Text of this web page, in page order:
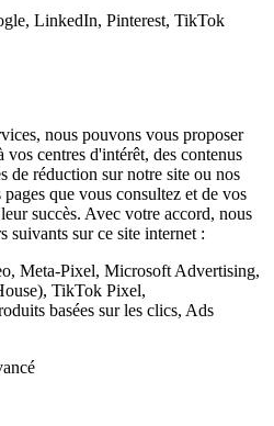
LinkedIn, Pinterest, TikTok
nous pouvons vous proposer
vos centres d'intérêt, des contenus
de réduction sur notre site ou nos
que vous consultez et de vos
succès. Avec votre accord, nous
suivants sur ce site internet :
Meta-Pixel, Microsoft Advertising,
TikTok Pixel,
basées sur les clics, Ads